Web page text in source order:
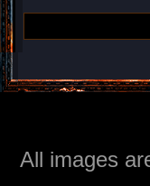
All images